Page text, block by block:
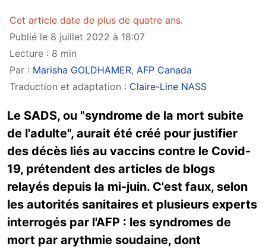
Cet article date de plus de quatre ans.
Publié le 8 juillet 2022 à 18:07
Lecture : 8 min
Par : Marisha GOLDHAMER, AFP Canada
Traduction et adaptation : Claire-Line NASS
Le SADS, ou "syndrome de la mort subite
de l'adulte", aurait été créé pour justifier
des décès liés au vaccins contre le Covid-
19, prétendent des articles de blogs
relayés depuis la mi-juin. C'est faux, selon
les autorités sanitaires et plusieurs experts
interrogés par l'AFP : les syndromes de
mort par arythmie soudaine, dont